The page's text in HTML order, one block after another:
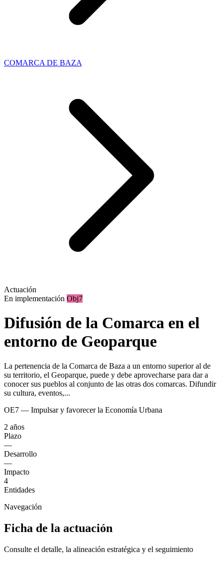
COMARCA DE BAZA
Actuación
En implementación Obj7
Difusión de la Comarca en el
entorno de Geoparque
La pertenencia de la Comarca de Baza a un entorno superior al de
su territorio, el Geoparque, puede y debe aprovecharse para dar a
conocer sus pueblos al conjunto de las otras dos comarcas. Difundir
su cultura, eventos,...
OE7 — Impulsar y favorecer la Economía Urbana
2 años
Plazo
—
Desarrollo
—
Impacto
4
Entidades
Navegación
Ficha de la actuación
Consulte el detalle, la alineación estratégica y el seguimiento